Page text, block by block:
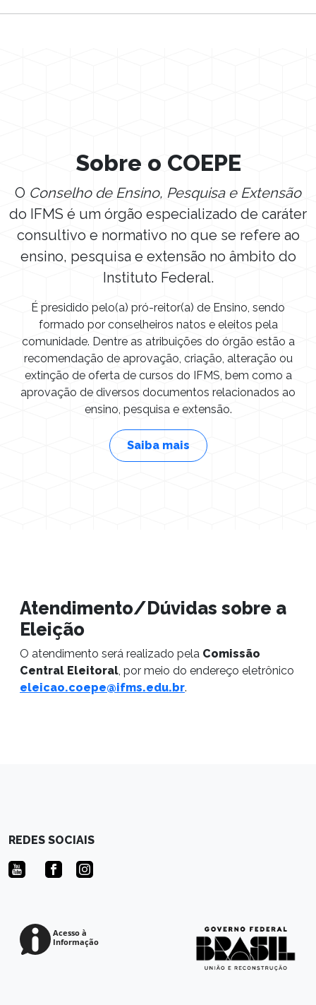
Sobre o COEPE
O Conselho de Ensino, Pesquisa e Extensão
do IFMS é um órgão especializado de caráter
consultivo e normativo no que se refere ao
ensino, pesquisa e extensão no âmbito do
Instituto Federal.
É presidido pelo(a) pró-reitor(a) de Ensino, sendo
formado por conselheiros natos e eleitos pela
comunidade. Dentre as atribuições do órgão estão a
recomendação de aprovação, criação, alteração ou
extinção de oferta de cursos do IFMS, bem como a
aprovação de diversos documentos relacionados ao
ensino, pesquisa e extensão.
Saiba mais
Atendimento/Dúvidas sobre a
Eleição
O atendimento será realizado pela Comissão
Central Eleitoral, por meio do endereço eletrônico
eleicao.coepe@ifms.edu.br.
REDES SOCIAIS